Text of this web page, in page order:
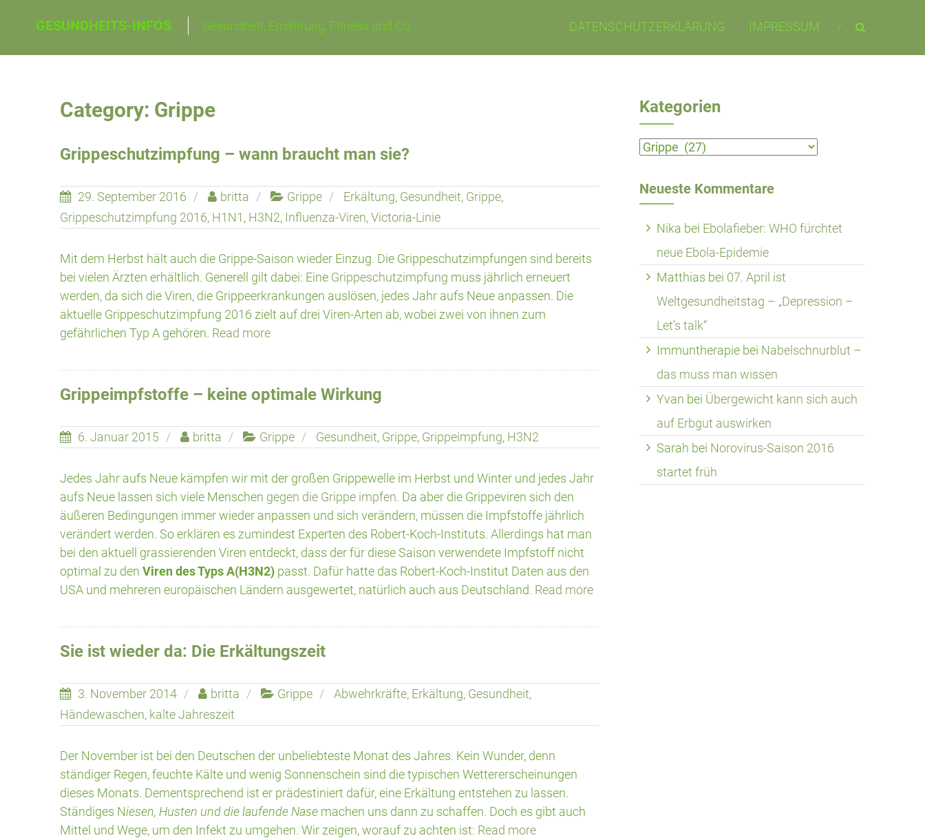
GESUNDHEITS-INFOS Gesundheit, Ernährung, Fitness und Co. DATENSCHUTZERKLÄRUNG IMPRESSUM
Category: Grippe
Grippeschutzimpfung – wann braucht man sie?
29. September 2016 britta Grippe Erkältung, Gesundheit, Grippe,
Grippeschutzimpfung 2016, H1N1 , H3N2, Influenza-Viren,Victoria-Linie
Mit dem Herbst hält auch die Grippe-Saison wieder Einzug. Die Grippeschutzimpfungen sind bereits
bei vielen Ärzten erhältlich. Generell gilt dabei: Eine Grippeschutzimpfung muss jährlich erneuert
werden, da sich die Viren, die Grippeerkrankungen auslösen, jedes Jahr aufs Neue anpassen. Die
aktuelle Grippeschutzimpfung 2016 zielt auf drei Viren-Arten ab, wobei zwei von ihnen zum
gefährlichen Typ A gehören. Read more
Grippeimpfstoffe – keine optimale Wirkung
6. Januar 2015 britta Grippe Gesundheit, Grippe, Grippeimpfung, H3N2
Jedes Jahr aufs Neue kämpfen wir mit der großen Grippewelle im Herbst und Winter und jedes Jahr
aufs Neue lassen sich viele Menschen gegen die Grippe impfen. Da aber die Grippeviren sich den
äußeren Bedingungen immer wieder anpassen und sich verändern, müssen die Impfstoffe jährlich
verändert werden. So erklären es zumindest Experten des Robert-Koch-Instituts. Allerdings hat man
bei den aktuell grassierenden Viren entdeckt, dass der für diese Saison verwendete Impfstoff nicht
optimal zu den Viren des Typs A(H3N2) passt. Dafür hatte das Robert-Koch-Institut Daten aus den
USA und mehreren europäischen Ländern ausgewertet, natürlich auch aus Deutschland. Read more
Sie ist wieder da: Die Erkältungszeit
3. November 2014 britta Grippe Abwehrkräfte, Erkältung, Gesundheit,
Händewaschen, kalte Jahreszeit
Der November ist bei den Deutschen der unbeliebteste Monat des Jahres. Kein Wunder, denn
ständiger Regen, feuchte Kälte und wenig Sonnenschein sind die typischen Wettererscheinungen
dieses Monats. Dementsprechend ist er prädestiniert dafür, eine Erkältung entstehen zu lassen.
Ständiges Niesen, Husten und die laufende Nase machen uns dann zu schaffen. Doch es gibt auch
Mittel und Wege, um den Infekt zu umgehen. Wir zeigen, worauf zu achten ist: Read more
Kategorien
Kategorien
Neueste Kommentare
Nika bei Ebolafieber: WHO fürchtet
neue Ebola-Epidemie
Matthias bei 07. April ist
Weltgesundheitstag – „Depression –
Let’s talk“
Immuntherapie bei Nabelschnurblut –
das muss man wissen
Yvan bei Übergewicht kann sich auch
auf Erbgut auswirken
Sarah bei Norovirus-Saison 2016
startet früh